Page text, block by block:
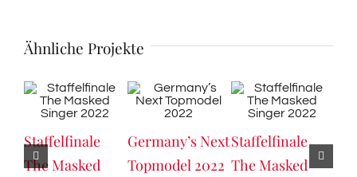
Ähnliche Projekte
Staffelfinale
The Masked
Germany’s Next
Topmodel 2022
Staffelfinale
The Masked